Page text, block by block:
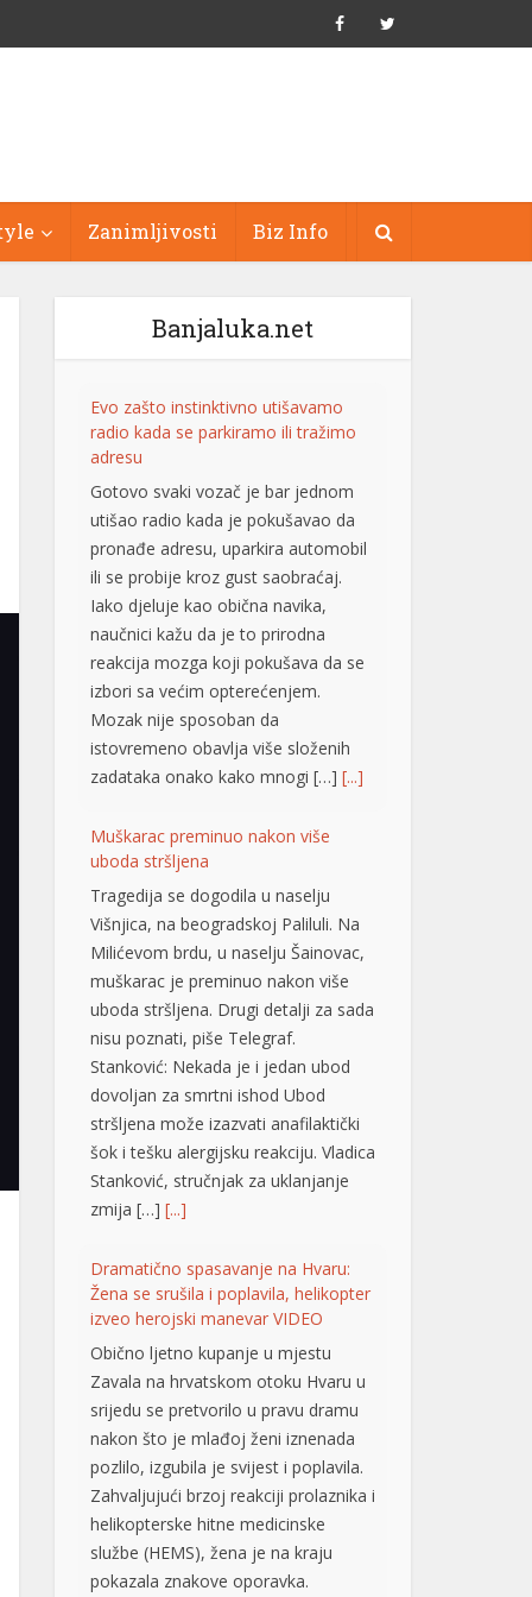
Zanimljivosti Biz Info
Banjaluka.net
Evo zašto instinktivno utišavamo
radio kada se parkiramo ili tražimo
adresu
Gotovo svaki vozač je bar jednom
utišao radio kada je pokušavao da
pronađe adresu, uparkira automobil
ili se probije kroz gust saobraćaj.
Iako djeluje kao obična navika,
naučnici kažu da je to prirodna
reakcija mozga koji pokušava da se
izbori sa većim opterećenjem.
Mozak nije sposoban da
istovremeno obavlja više složenih
zadataka onako kako mnogi […] [...]
Muškarac preminuo nakon više
uboda stršljena
Tragedija se dogodila u naselju
Višnjica, na beogradskoj Paliluli. Na
Milićevom brdu, u naselju Šainovac,
muškarac je preminuo nakon više
uboda stršljena. Drugi detalji za sada
nisu poznati, piše Telegraf.
Stanković: Nekada je i jedan ubod
dovoljan za smrtni ishod Ubod
stršljena može izazvati anafilaktički
šok i tešku alergijsku reakciju. Vladica
Stanković, stručnjak za uklanjanje
zmija […] [...]
Dramatično spasavanje na Hvaru:
Žena se srušila i poplavila, helikopter
izveo herojski manevar VIDEO
Obično ljetno kupanje u mjestu
Zavala na hrvatskom otoku Hvaru u
srijedu se pretvorilo u pravu dramu
nakon što je mlađoj ženi iznenada
pozlilo, izgubila je svijest i poplavila.
Zahvaljujući brzoj reakciji prolaznika i
helikopterske hitne medicinske
službe (HEMS), žena je na kraju
pokazala znakove oporavka.